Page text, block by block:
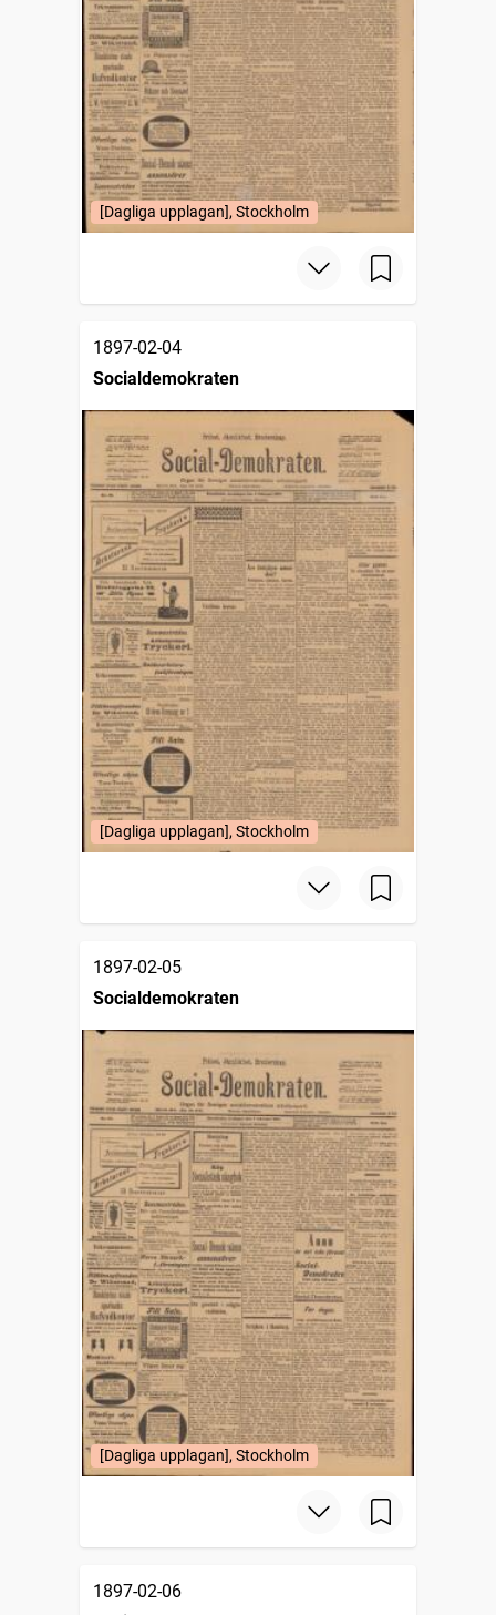
[Dagliga upplagan], Stockholm
1897-02-04
Socialdemokraten
[Dagliga upplagan], Stockholm
1897-02-05
Socialdemokraten
[Dagliga upplagan], Stockholm
1897-02-06